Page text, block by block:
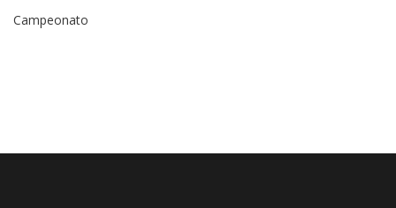
Campeonato